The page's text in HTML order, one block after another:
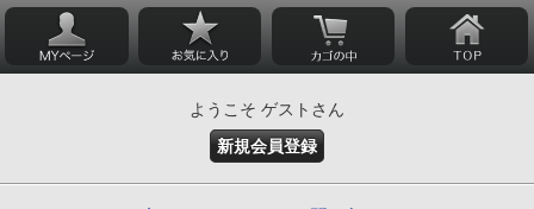
ようこそ ゲストさん
新規会員登録